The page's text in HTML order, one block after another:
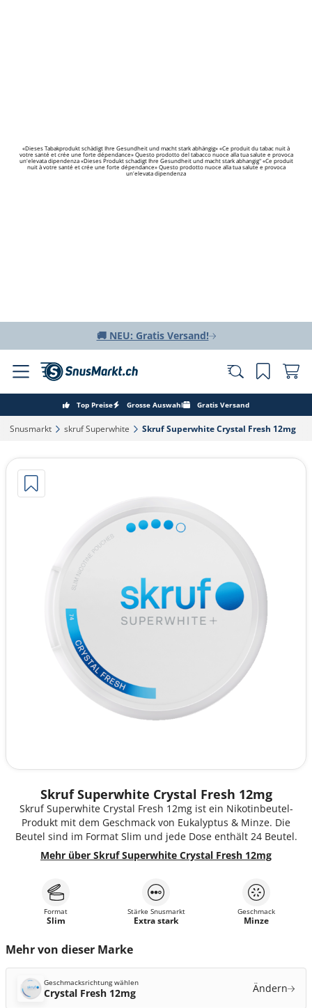
«Dieses Tabakprodukt schädigt Ihre Gesundheit und macht stark abhängig» «Ce produit du tabac nuit à
votre santé et crée une forte dépendance» Questo prodotto del tabacco nuoce alla tua salute e provoca
un'elevata dipendenza «Dieses Produkt schadigt Ihre Gesundheit und macht stark abhangig" «Ce produit
nuit à votre santé et crée une forte dépendance» Questo prodotto nuoce alla tua salute e provoca
un'elevata dipendenza
🚚 NEU: Gratis Versand!
Top Preise Grosse Auswahl Gratis Versand
Snusmarkt‎ skruf Superwhite‎ Skruf Superwhite Crystal Fresh 12mg‎
Skruf Superwhite Crystal Fresh 12mg
Skruf Superwhite Crystal Fresh 12mg ist ein Nikotinbeutel-
Produkt mit dem Geschmack von Eukalyptus & Minze. Die
Beutel sind im Format Slim und jede Dose enthält 24 Beutel.
Mehr über Skruf Superwhite Crystal Fresh 12mg
Format
Slim
Stärke Snusmarkt
Extra stark
Geschmack
Minze
Mehr von dieser Marke
Geschmacksrichtung wählen
Crystal Fresh 12mg Ändern